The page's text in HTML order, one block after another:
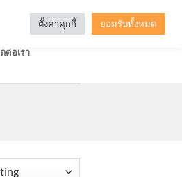
ต่อเรา
ตั้งค่าคุกกี้ ยอมรับทั้งหมด